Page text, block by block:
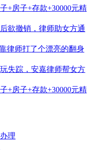
+房子+存款+30000元精
欲撤销，律师助女方通
律师打了个漂亮的翻身
失踪，安嘉律师帮女方
+房子+存款+30000元精
理